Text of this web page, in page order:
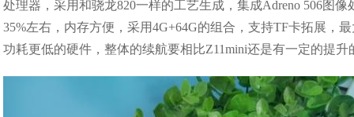
处理器，采用和骁龙820一样的工艺生成，集成Adreno 506图
35%左右，内存方便，采用4G+64G的组合，支持TF卡拓展，
功耗更低的硬件，整体的续航要相比Z11mini还是有一定的提升